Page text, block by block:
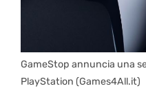
GameStop annuncia una
PlayStation (Games4All.it)